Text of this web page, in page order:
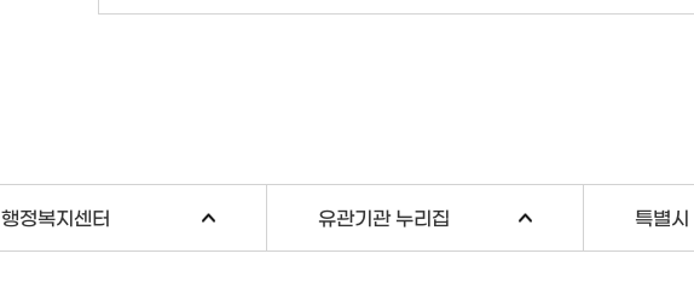
행정복지센터 유관기관 누리집 특별시